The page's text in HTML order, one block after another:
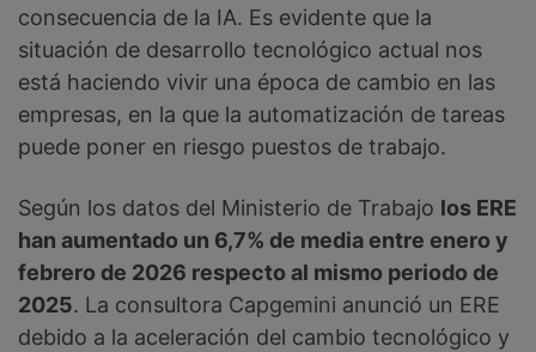
consecuencia de la IA. Es evidente que la
situación de desarrollo tecnológico actual nos
está haciendo vivir una época de cambio en las
empresas, en la que la automatización de tareas
puede poner en riesgo puestos de trabajo.
Según los datos del Ministerio de Trabajo los ERE
han aumentado un 6,7% de media entre enero y
febrero de 2026 respecto al mismo periodo de
2025. La consultora Capgemini anunció un ERE
debido a la aceleración del cambio tecnológico y